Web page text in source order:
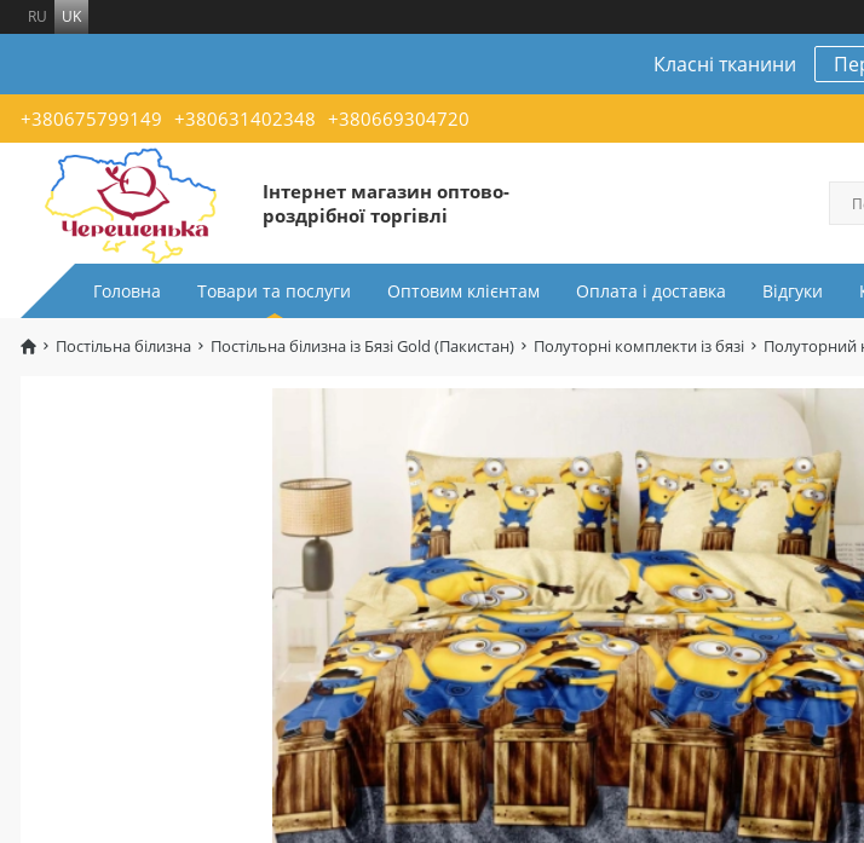
RU UK
Класні тканини
+380675799149 +380631402348 +380669304720
Інтернет магазин оптово-
роздрібної торгівлі
Головна Товари та послуги Оптовим клієнтам Оплата і доставка Відгуки
Постільна білизна Постільна білизна із Бязі Gold (Пакистан) Полуторні комплекти із бязі Полуторний